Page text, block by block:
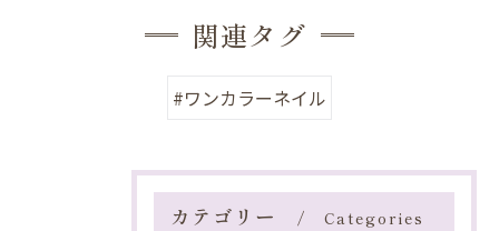
関連タグ
#ワンカラーネイル
カテゴリー Categories